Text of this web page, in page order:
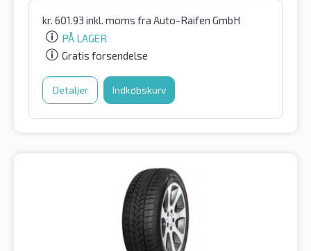
kr. 601.93 inkl. moms fra Auto-Raifen GmbH
PÅ LAGER
Gratis forsendelse
Detaljer Indkøbskurv